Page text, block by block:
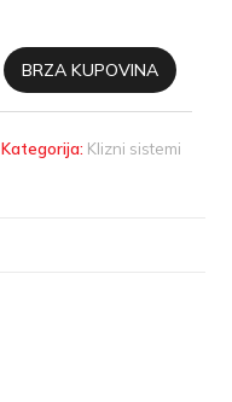
BRZA KUPOVINA
Kategorija: Klizni sistemi